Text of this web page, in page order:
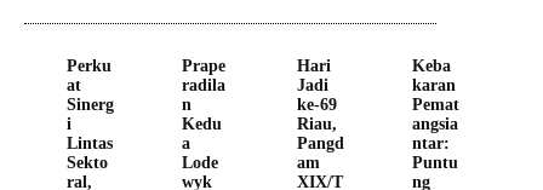
Perku
at
Sinerg
i
Lintas
Sekto
ral,
Prape
radila
n
Kedu
a
Lode
wyk
Hari
Jadi
ke-69
Riau,
Pangd
am
XIX/T
Keba
karan
Pemat
angsia
ntar:
Puntu
ng